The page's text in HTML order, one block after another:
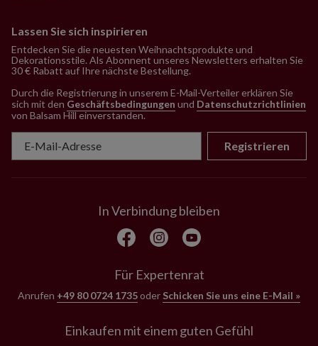
Lassen Sie sich inspirieren
Entdecken Sie die neuesten Weihnachtsprodukte und
Dekorationsstile. Als Abonnent unseres Newsletters erhalten Sie
30 € Rabatt auf Ihre nächste Bestellung.
Durch die Registrierung in unserem E-Mail-Verteiler erklären Sie
sich mit den Geschäftsbedingungen und Datenschutzrichtlinien
von Balsam Hill einverstanden.
Registrieren
In Verbindung bleiben
Für Expertenrat
Anrufen +49 80 0724 1735oder Schicken Sie uns eine E-Mail »
Einkaufen mit einem guten Gefühl